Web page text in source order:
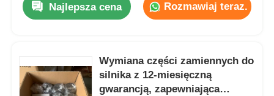
Najlepsza cena Rozmawiaj teraz.
Wymiana części zamiennych do
silnika z 12-miesięczną
gwarancją, zapewniająca